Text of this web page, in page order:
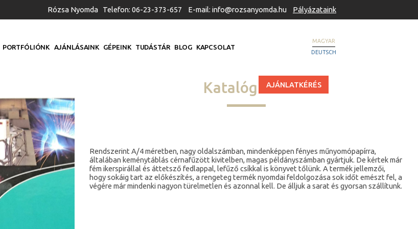
Rózsa Nyomda Telefon: 06-23-373-657 E-mail: info@rozsanyomda.hu Pályázataink
PORTFÓLIÓNK AJÁNLÁSAINK GÉPEINK TUDÁSTÁR BLOG KAPCSOLAT
MAGYAR
DEUTSCH
AJÁNLATKÉRÉS
Katalógusok
Rendszerint A/4 méretben, nagy oldalszámban, mindenképpen fényes műnyomópapírra,
általában keménytáblás cérnafűzött kivitelben, magas példányszámban gyártjuk. De kértek már
fém ikerspirállal és áttetsző fedlappal, lefűző csíkkal is könyvet tőlünk. A termék jellemzői,
hogy sokáig tart az előkészítés, a rengeteg termék nyomdai feldolgozása sok időt emészt fel, a
végére már mindenki nagyon türelmetlen és azonnal kell. De álljuk a sarat és gyorsan szállítunk.